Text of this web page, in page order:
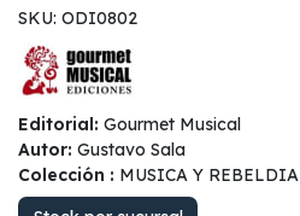
SKU: ODI0802
Editorial: Gourmet Musical
Autor: Gustavo Sala
Colección : MUSICA Y REBELDIA